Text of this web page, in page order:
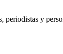
periodistas y